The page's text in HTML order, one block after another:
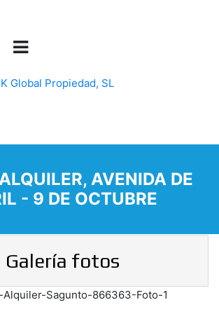
AVENIDA DE
- 9 DE OCTUBRE
Galería fotos